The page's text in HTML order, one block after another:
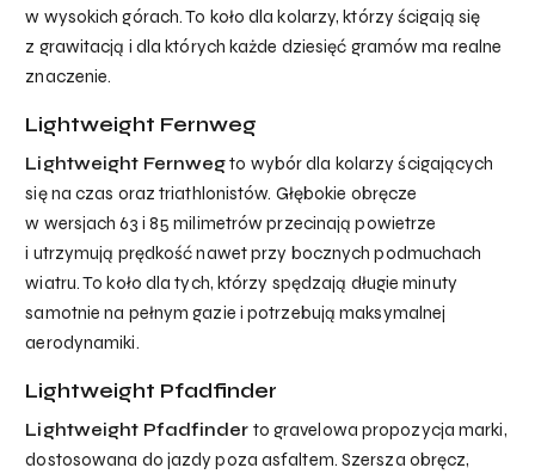
w wysokich górach. To koło dla kolarzy, którzy ścigają się
z grawitacją i dla których każde dziesięć gramów ma realne
znaczenie.
Lightweight Fernweg
Lightweight Fernwegto wybór dla kolarzy ścigających
się na czas oraz triathlonistów. Głębokie obręcze
w wersjach 63 i 85 milimetrów przecinają powietrze
i utrzymują prędkość nawet przy bocznych podmuchach
wiatru. To koło dla tych, którzy spędzają długie minuty
samotnie na pełnym gazie i potrzebują maksymalnej
aerodynamiki.
Lightweight Pfadfinder
Lightweight Pfadfinder to gravelowa propozycja marki,
dostosowana do jazdy poza asfaltem. Szersza obręcz,